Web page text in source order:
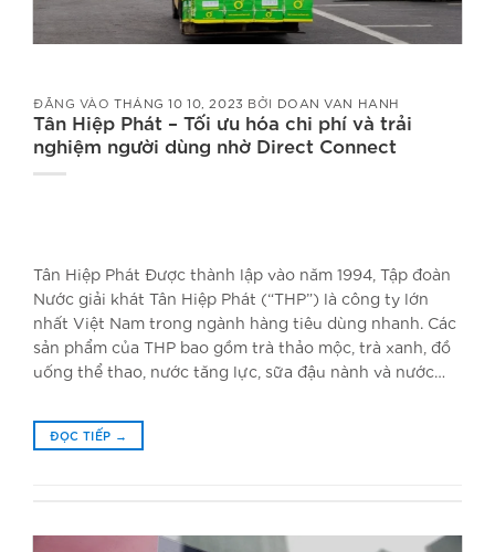
ĐĂNG VÀOTHÁNG 10 10, 2023 BỞI DOAN VAN HANH
Tân Hiệp Phát – Tối ưu hóa chi phí và trải
nghiệm người dùng nhờ Direct Connect
Tân Hiệp Phát Được thành lập vào năm 1994, Tập đoàn
Nước giải khát Tân Hiệp Phát (“THP”) là công ty lớn
nhất Việt Nam trong ngành hàng tiêu dùng nhanh. Các
sản phẩm của THP bao gồm trà thảo mộc, trà xanh, đồ
uống thể thao, nước tăng lực, sữa đậu nành và nước…
ĐỌC TIẾP →